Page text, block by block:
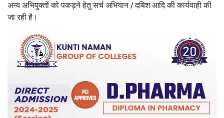
अन्य अभियुक्तों को पकड़ने हेतु सर्च अभियान / दबिश आदि की कार्यवाही की
जा रही है।